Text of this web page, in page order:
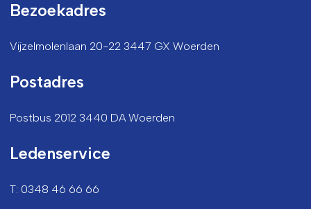
Bezoekadres
Vijzelmolenlaan 20-22 3447 GX Woerden
Postadres
Postbus 2012 3440 DA Woerden
Ledenservice
T: 0348 46 66 66